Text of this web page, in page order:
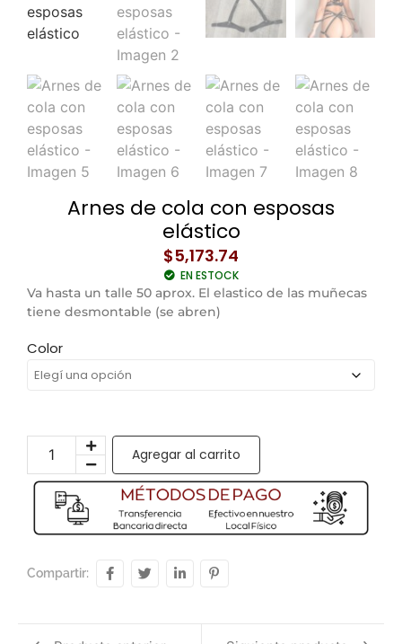
Arnes de cola con esposas
elástico
$5,173.74
EN ESTOCK
Va hasta un talle 50 aprox. El elastico de las muñecas
tiene desmontable (se abren)
Color
Agregar al carrito
Compartir: